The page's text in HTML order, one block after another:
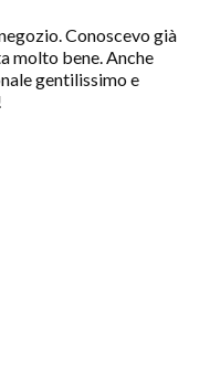
Conoscevo già
molto bene. Anche
gentilissimo e